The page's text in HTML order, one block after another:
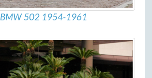
BMW 502 1954-1961